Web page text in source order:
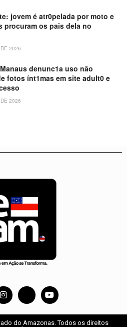
jovem é atr0pelada por moto e
procuram os pais dela no
2026
denunc1a uso não
fotos ínt1mas em site adult0 e
2026
do Amazonas. Todos os direitos